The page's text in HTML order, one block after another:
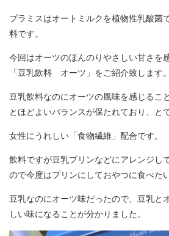
プラミスはオートミルクを植物性乳酸菌
料です。
今回はオーツのほんのりやさしい甘さを
「豆乳飲料 オーツ」をご紹介致します。
豆乳飲料なのにオーツの風味を感じるこ
とほどよいバランスが保たれており、と
女性にうれしい「食物繊維」配合です。
飲料ですが豆乳プリンなどにアレンジし
ので今度はプリンにしておやつに食べた
豆乳なのにオーツ味だったので、豆乳と
しい味になることが分かりました。